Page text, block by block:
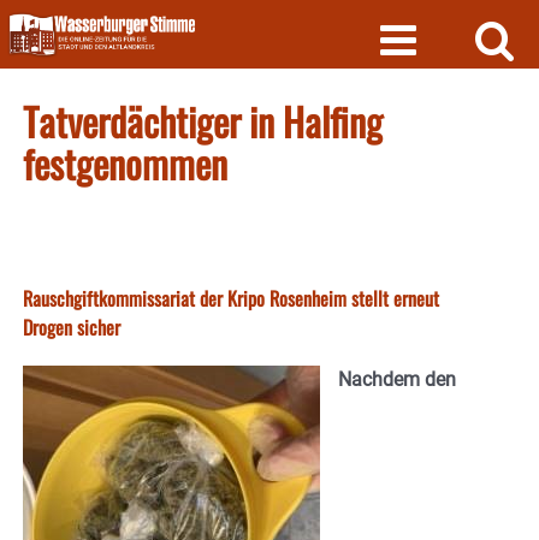
Skip
to
content
Tatverdächtiger in Halfing
festgenommen
Rauschgiftkommissariat der Kripo Rosenheim stellt erneut
Drogen sicher
Nachdem den